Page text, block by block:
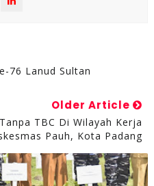
76 Lanud Sultan
Older Article
TBC Di Wilayah Kerja
Pauh, Kota Padang